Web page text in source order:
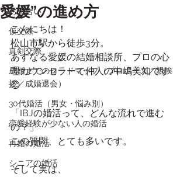
お見合い
仮交際
真剣交際
成婚までのロードマップ（プロポーズ／親挨
拶／成婚退会）
30代婚活（男女・悩み別）
恋愛経験が少ない人の婚活
再婚の婚活
シニアの婚活
愛媛”の進め方
こんにちは！
松山市駅から徒歩3分。
あすなる愛媛の結婚相談所、プロの心
理カウンセラーで仲人の中嶋美知です
😊
「IBJの婚活って、どんな流れで進む
の？」
この質問、とても多いです。
そして実は、